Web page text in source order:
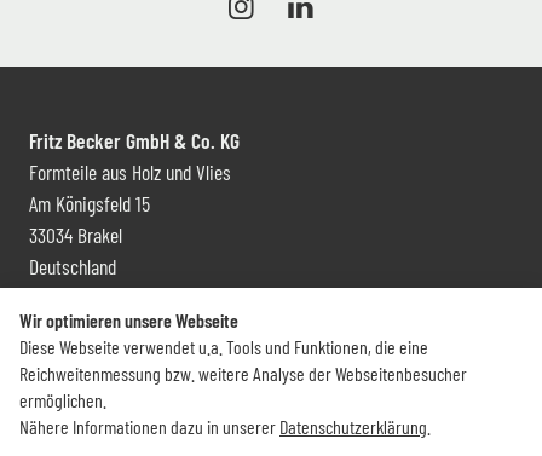
Fritz Becker GmbH & Co. KG
Formteile aus Holz und Vlies
Am Königsfeld 15
33034 Brakel
Deutschland
Kontakt und Vertrieb
+49 (0) 5272 6009 0
info@becker-brakel.de
Wir optimieren unsere Webseite
Diese Webseite verwendet u.a. Tools und Funktionen, die eine
Reichweitenmessung bzw. weitere Analyse der Webseitenbesucher
ermöglichen.
Nähere Informationen dazu in unserer Datenschutzerklärung